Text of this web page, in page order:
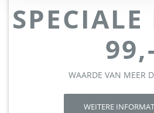
SPECIALE
WAARDE VAN MEER
WEITERE